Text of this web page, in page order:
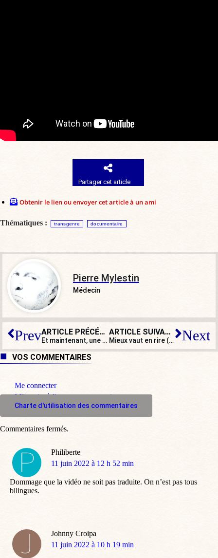
Partager cet article
Obtenir le lien ou envoyer cet article à un ami
Thématiques : transgenre documentaire
Pierre Mylestin
Médecin
Prev ARTICLE PRÉCÉDENT
Et maintenant, une adolescente égorgée
ARTICLE SUIVANT
Mieux vaut en rire (ou pas) : Salah Abdeslam « très humain », les vidéosurveillances du Stade France effacées et autres perles… Next
VOS COMMENTAIRES
Me connecter
M'inscrire à l'espace commentaire
Charte d'utilisation des commentaires
Philiberte
dit
11 juin 2022 à 12 h 52 min
Dommage que la vidéo ne soit pas traduite. On n’est pas tous
bilingues.
Johnny Croipa
dit
11 juin 2022 à 10 h 19 min
Commentaires fermés.